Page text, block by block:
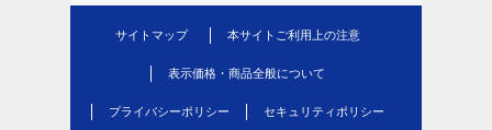
サイトマップ 本サイトご利用上の注意
表示価格・商品全般について
プライバシーポリシー セキュリティポリシー